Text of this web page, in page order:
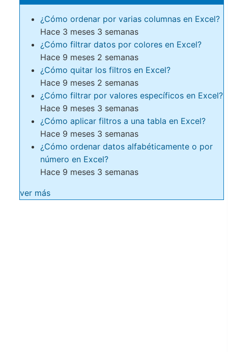
¿Cómo ordenar por varias columnas en Excel?
Hace 3 meses 3 semanas
¿Cómo filtrar datos por colores en Excel?
Hace 9 meses 2 semanas
¿Cómo quitar los filtros en Excel?
Hace 9 meses 2 semanas
¿Cómo filtrar por valores específicos en Excel?
Hace 9 meses 3 semanas
¿Cómo aplicar filtros a una tabla en Excel?
Hace 9 meses 3 semanas
¿Cómo ordenar datos alfabéticamente o por
número en Excel?
Hace 9 meses 3 semanas
ver más